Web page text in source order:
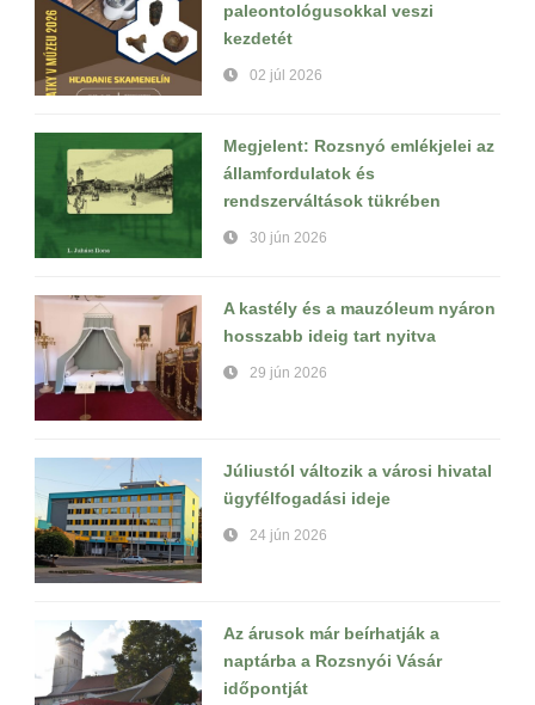
paleontológusokkal veszi
kezdetét
02 júl 2026
Megjelent: Rozsnyó emlékjelei az
államfordulatok és
rendszerváltások tükrében
30 jún 2026
A kastély és a mauzóleum nyáron
hosszabb ideig tart nyitva
29 jún 2026
Júliustól változik a városi hivatal
ügyfélfogadási ideje
24 jún 2026
Az árusok már beírhatják a
naptárba a Rozsnyói Vásár
időpontját